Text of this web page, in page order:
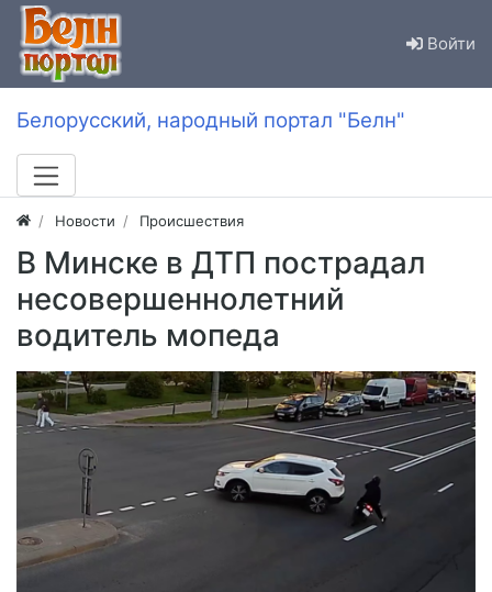
Войти
Белорусский, народный портал "Белн"
Новости Происшествия
В Минске в ДТП пострадал
несовершеннолетний
водитель мопеда